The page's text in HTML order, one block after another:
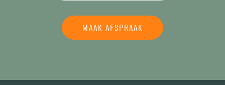
MAAK AFSPRAAK